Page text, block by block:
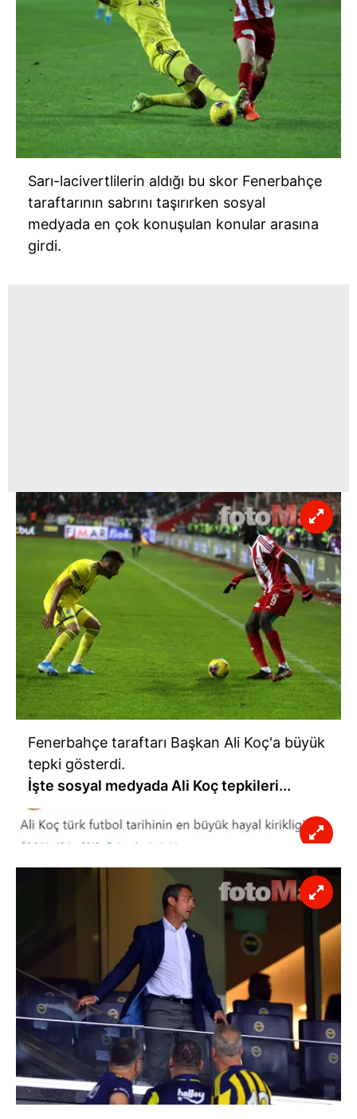
Sarı-lacivertlilerin aldığı bu skor Fenerbahçe
taraftarının sabrını taşırırken sosyal
medyada en çok konuşulan konular arasına
girdi.
Fenerbahçe taraftarı Başkan Ali Koç'a büyük
tepki gösterdi.
İşte sosyal medyada Ali Koç tepkileri...